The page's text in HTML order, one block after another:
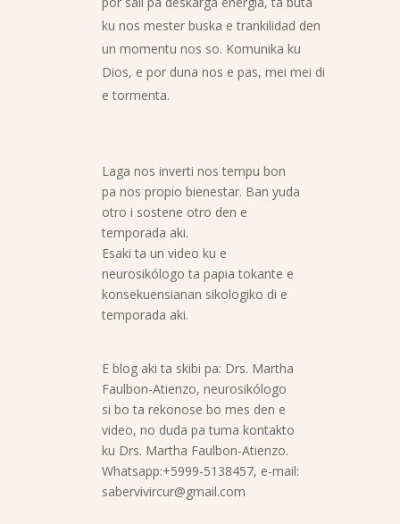
ku nos mester buska e trankilidad den
un momentu nos so. Komunika ku
Dios, e por duna nos e pas, mei mei di
e tormenta.
Laga nos inverti nos tempu bon
pa nos propio bienestar. Ban yuda
otro i sostene otro den e
temporada aki.
Esaki ta un video ku e
neurosikólogo ta papia tokante e
konsekuensianan sikologiko di e
temporada aki.
E blog aki ta skibi pa: Drs. Martha
Faulbon-Atienzo, neurosikólogo
si bo ta rekonose bo mes den e
video, no duda pa tuma kontakto
ku Drs. Martha Faulbon-Atienzo.
Whatsapp:+5999-5138457, e-mail:
sabervivircur@gmail.com